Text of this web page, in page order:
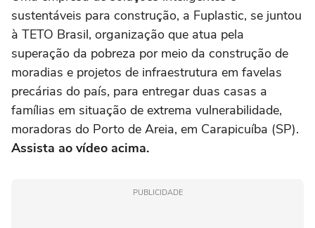
sustentáveis para construção, a Fuplastic, se juntou
à TETO Brasil, organização que atua pela
superação da pobreza por meio da construção de
moradias e projetos de infraestrutura em favelas
precárias do país, para entregar duas casas a
famílias em situação de extrema vulnerabilidade,
moradoras do Porto de Areia, em Carapicuíba (SP).
Assista ao vídeo acima.
PUBLICIDADE